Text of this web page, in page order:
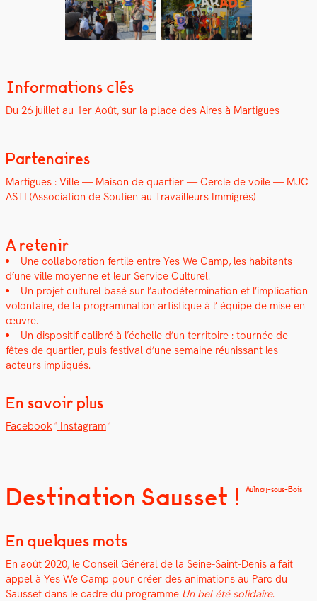
Informations clés
Du 26 juil­let au 1er Août, sur la place des Aires à Mar­tigues
Partenaires
Mar­tigues : Ville — Mai­son de quarti­er — Cer­cle de voile — MJC
ASTI (Asso­ci­a­tion de Sou­tien au Tra­vailleurs Immi­grés)
A retenir
Une col­lab­o­ra­tion fer­tile entre Yes We Camp, les habi­tants
d’une ville moyenne et leur Ser­vice Cul­turel.
Un pro­jet cul­turel basé sur l’au­todéter­mi­na­tion et l’implication
volon­taire, de la pro­gram­ma­tion artis­tique à l’ équipe de mise en
œuvre.
Un dis­posi­tif cal­i­bré à l’échelle d’un ter­ri­toire : tournée de
fêtes de quarti­er, puis fes­ti­val d’une semaine réu­nis­sant les
acteurs impliqués.
En savoir plus
Face­book Insta­gram
Destination Sausset ! Aulnay-sous-Bois
En quelques mots
En août 2020, le Con­seil Général de la Seine-Saint-Denis a fait
appel à Yes We Camp pour créer des ani­ma­tions au Parc du
Saus­set dans le cadre du pro­gramme Un bel été sol­idaire.